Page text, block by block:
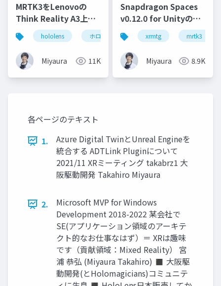
MRTK3をLenovoの
Think Reality A3上で
動かす - Snapdragon
Spaces SDKの紹介
hololens ホロマジ snapdragonspaces
Miyaura 11K
Snapdragon Spaces
v0.12.0 for Unityの調
査(あれも試してみて
る)
xrmtg mrtk3
Miyaura 8.9K
各ページのテキスト
1.
Azure Digital TwinとUnreal Engineを
統合する ADTLink Pluginについて
2021/11 XRミーティング takabrz1 大
阪駆動開発 Takahiro Miyaura
2.
Microsoft MVP for Windows
Development 2018-2022 某会社で
SE(アプリケーション領域のアーキテ
クト的なお仕事なはず）＝ XRは趣味
です（貢献領域：Mixed Reality） 宮
浦 恭弘 (Miyaura Takahiro) ◼ 大阪駆
動開発(とHolomagicians)コミュニテ